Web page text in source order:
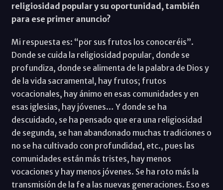
religiosidad popular y su oportunidad, también
para ese primer anuncio?
Mi respuesta es: “por sus frutos los conoceréis”.
Donde se cuida la religiosidad popular, donde se
profundiza, donde se alimenta de la palabra de Dios y
de la vida sacramental, hay frutos; frutos
vocacionales, hay ánimo en esas comunidades y en
esas iglesias, hay jóvenes… Y donde se ha
descuidado, se ha pensado que era una religiosidad
de segunda, se han abandonado muchas tradiciones o
no se ha cultivado con profundidad, etc., pues las
comunidades están más tristes, hay menos
vocaciones y hay menos jóvenes. Se ha roto más la
transmisión de la fe a las nuevas generaciones. Eso es